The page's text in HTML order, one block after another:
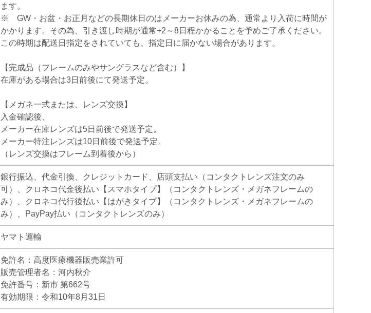
ます。
※ GW・お盆・お正月などの長期休日のはメーカーお休みの為、通常より入荷に時間が
かかります。その為、引き渡し時期が通常+2～8日程かかることを予めご了承ください。
この時期は配送日指定をされていても、指定日に届かない場合があります。
【完成品（フレームのみやサングラスなど含む）】
在庫がある場合は3日前後にて発送予定。
【メガネ一式または、レンズ交換】
入金確認後、
メーカー在庫レンズは5日前後で発送予定。
メーカー特注レンズは10日前後で発送予定。
（レンズ交換はフレーム到着後から）
銀行振込、代金引換、クレジットカード、店頭支払い（コンタクトレンズ注文のみ
可）、クロネコ代金後払い【スマホタイプ】（コンタクトレンズ・メガネフレームの
み）、クロネコ代行後払い【はがきタイプ】（コンタクトレンズ・メガネフレームの
み）、PayPay払い（コンタクトレンズのみ）
ヤマト運輸
免許名：高度医療機器販売業許可
販売管理者名：河内秋介
免許番号：新市 第662号
有効期限：令和10年8月31日